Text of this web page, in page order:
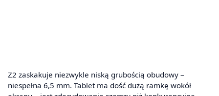
Z2 zaskakuje niezwykle niską grubością obudowy –
niespełna 6,5 mm. Tablet ma dość dużą ramkę wokół